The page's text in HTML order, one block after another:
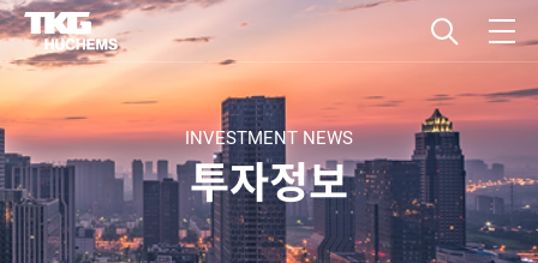
INVESTMENT NEWS
투자정보